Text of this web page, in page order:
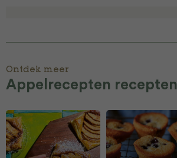
Ontdek meer
Appelrecepten recepten